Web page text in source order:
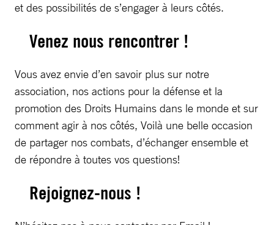
et des possibilités de s’engager à leurs côtés.
Venez nous rencontrer !
Vous avez envie d’en savoir plus sur notre
association, nos actions pour la défense et la
promotion des Droits Humains dans le monde et sur
comment agir à nos côtés, Voilà une belle occasion
de partager nos combats, d’échanger ensemble et
de répondre à toutes vos questions!
Rejoignez-nous !